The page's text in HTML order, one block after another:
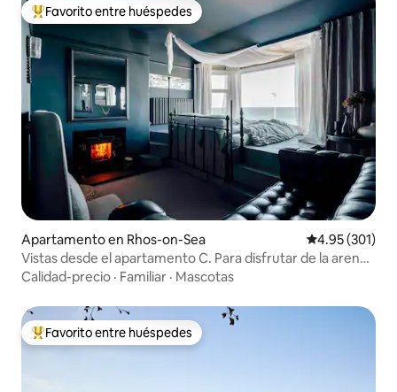
Favorito entre huéspedes preferido
Favorito entre huéspedes
Apartamento en Rhos-on-Sea Calificación
4.95 (301)
Vistas desde el apartamento C. Para disfrutar de la arena,
el mar, la pizarra y el fuego.
Calidad-precio · Familiar · Mascotas
Favorito entre huéspedes preferido
Favorito entre huéspedes